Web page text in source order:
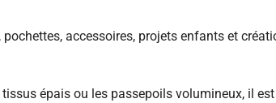
pochettes, accessoires, projets enfants et
épais ou les passepoils volumineux, il